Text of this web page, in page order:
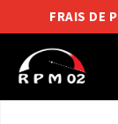
FRAIS DE